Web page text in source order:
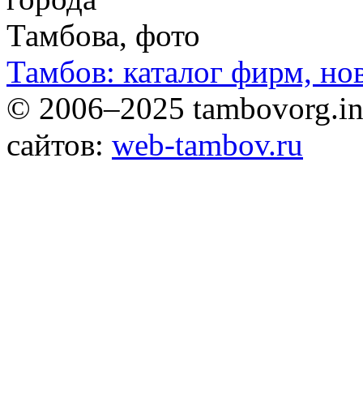
Тамбов: каталог фирм,
© 2006–2025
сайтов: web-tambov.ru